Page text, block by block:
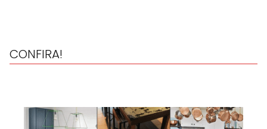
CONFIRA!